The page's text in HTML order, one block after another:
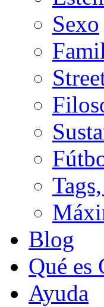
Sexo
Blog
Qué es
Ayuda